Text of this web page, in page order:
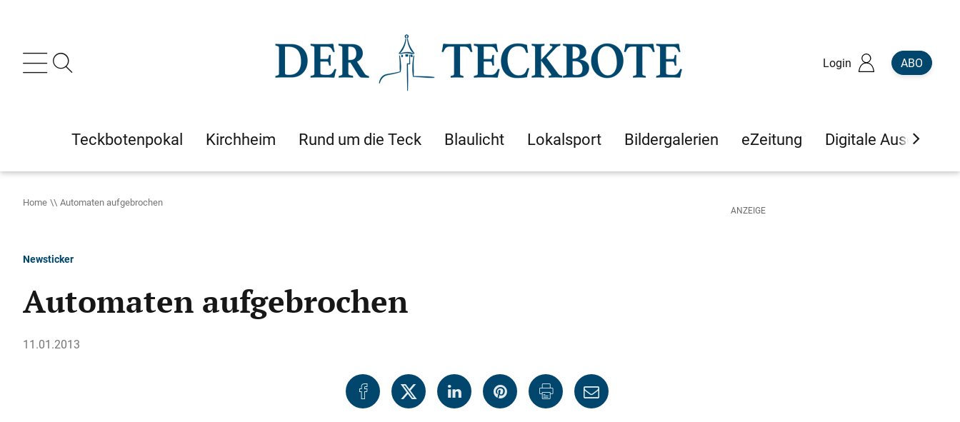
Login ABO
Teckbotenpokal Kirchheim Rund um die Teck Blaulicht Lokalsport Bildergalerien eZeitung Digitale Ausgaben
Home Automaten aufgebrochen
Newsticker
Automaten aufgebrochen
11.01.2013